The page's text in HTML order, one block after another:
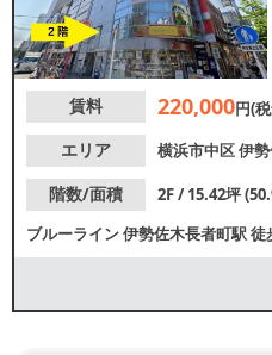
賃料 220,000円(
エリア
横浜市中区伊
階数/面積
2F / 15.42坪
ブルーライン伊勢佐木長者町駅徒